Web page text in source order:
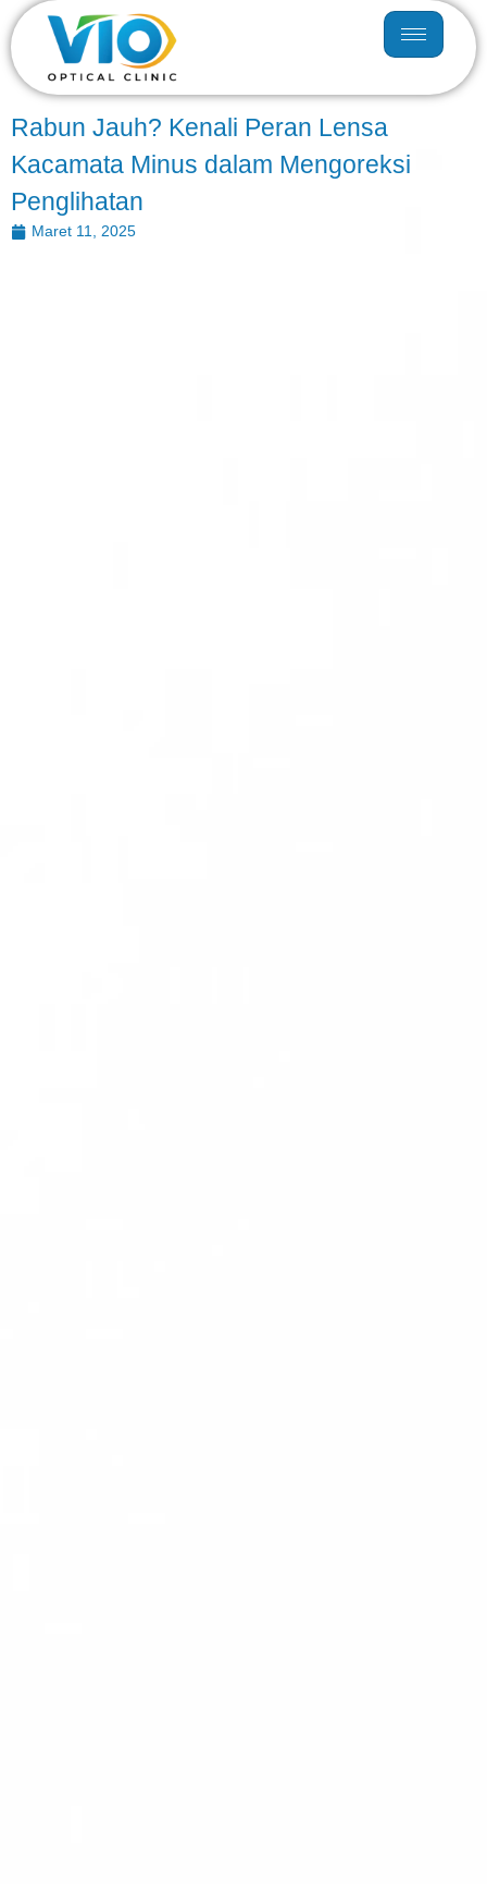
Rabun Jauh? Kenali Peran Lensa
Kacamata Minus dalam Mengoreksi
Penglihatan
Maret 11, 2025